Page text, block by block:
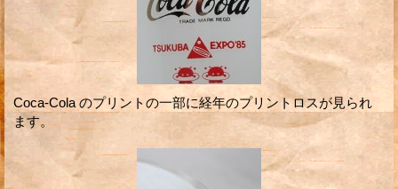
Coca-Cola のプリントの一部に経年のプリントロスが見られ
ます。